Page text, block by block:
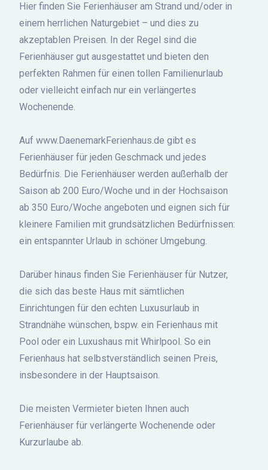
Hier finden Sie Ferienhäuser am Strand und/oder in
einem herrlichen Naturgebiet – und dies zu
akzeptablen Preisen. In der Regel sind die
Ferienhäuser gut ausgestattet und bieten den
perfekten Rahmen für einen tollen Familienurlaub
oder vielleicht einfach nur ein verlängertes
Wochenende.
Auf www.DaenemarkFerienhaus.de gibt es
Ferienhäuser für jeden Geschmack und jedes
Bedürfnis. Die Ferienhäuser werden außerhalb der
Saison ab 200 Euro/Woche und in der Hochsaison
ab 350 Euro/Woche angeboten und eignen sich für
kleinere Familien mit grundsätzlichen Bedürfnissen:
ein entspannter Urlaub in schöner Umgebung.
Darüber hinaus finden Sie Ferienhäuser für Nutzer,
die sich das beste Haus mit sämtlichen
Einrichtungen für den echten Luxusurlaub in
Strandnähe wünschen, bspw. ein Ferienhaus mit
Pool oder ein Luxushaus mit Whirlpool. So ein
Ferienhaus hat selbstverständlich seinen Preis,
insbesondere in der Hauptsaison.
Die meisten Vermieter bieten Ihnen auch
Ferienhäuser für verlängerte Wochenende oder
Kurzurlaube ab.